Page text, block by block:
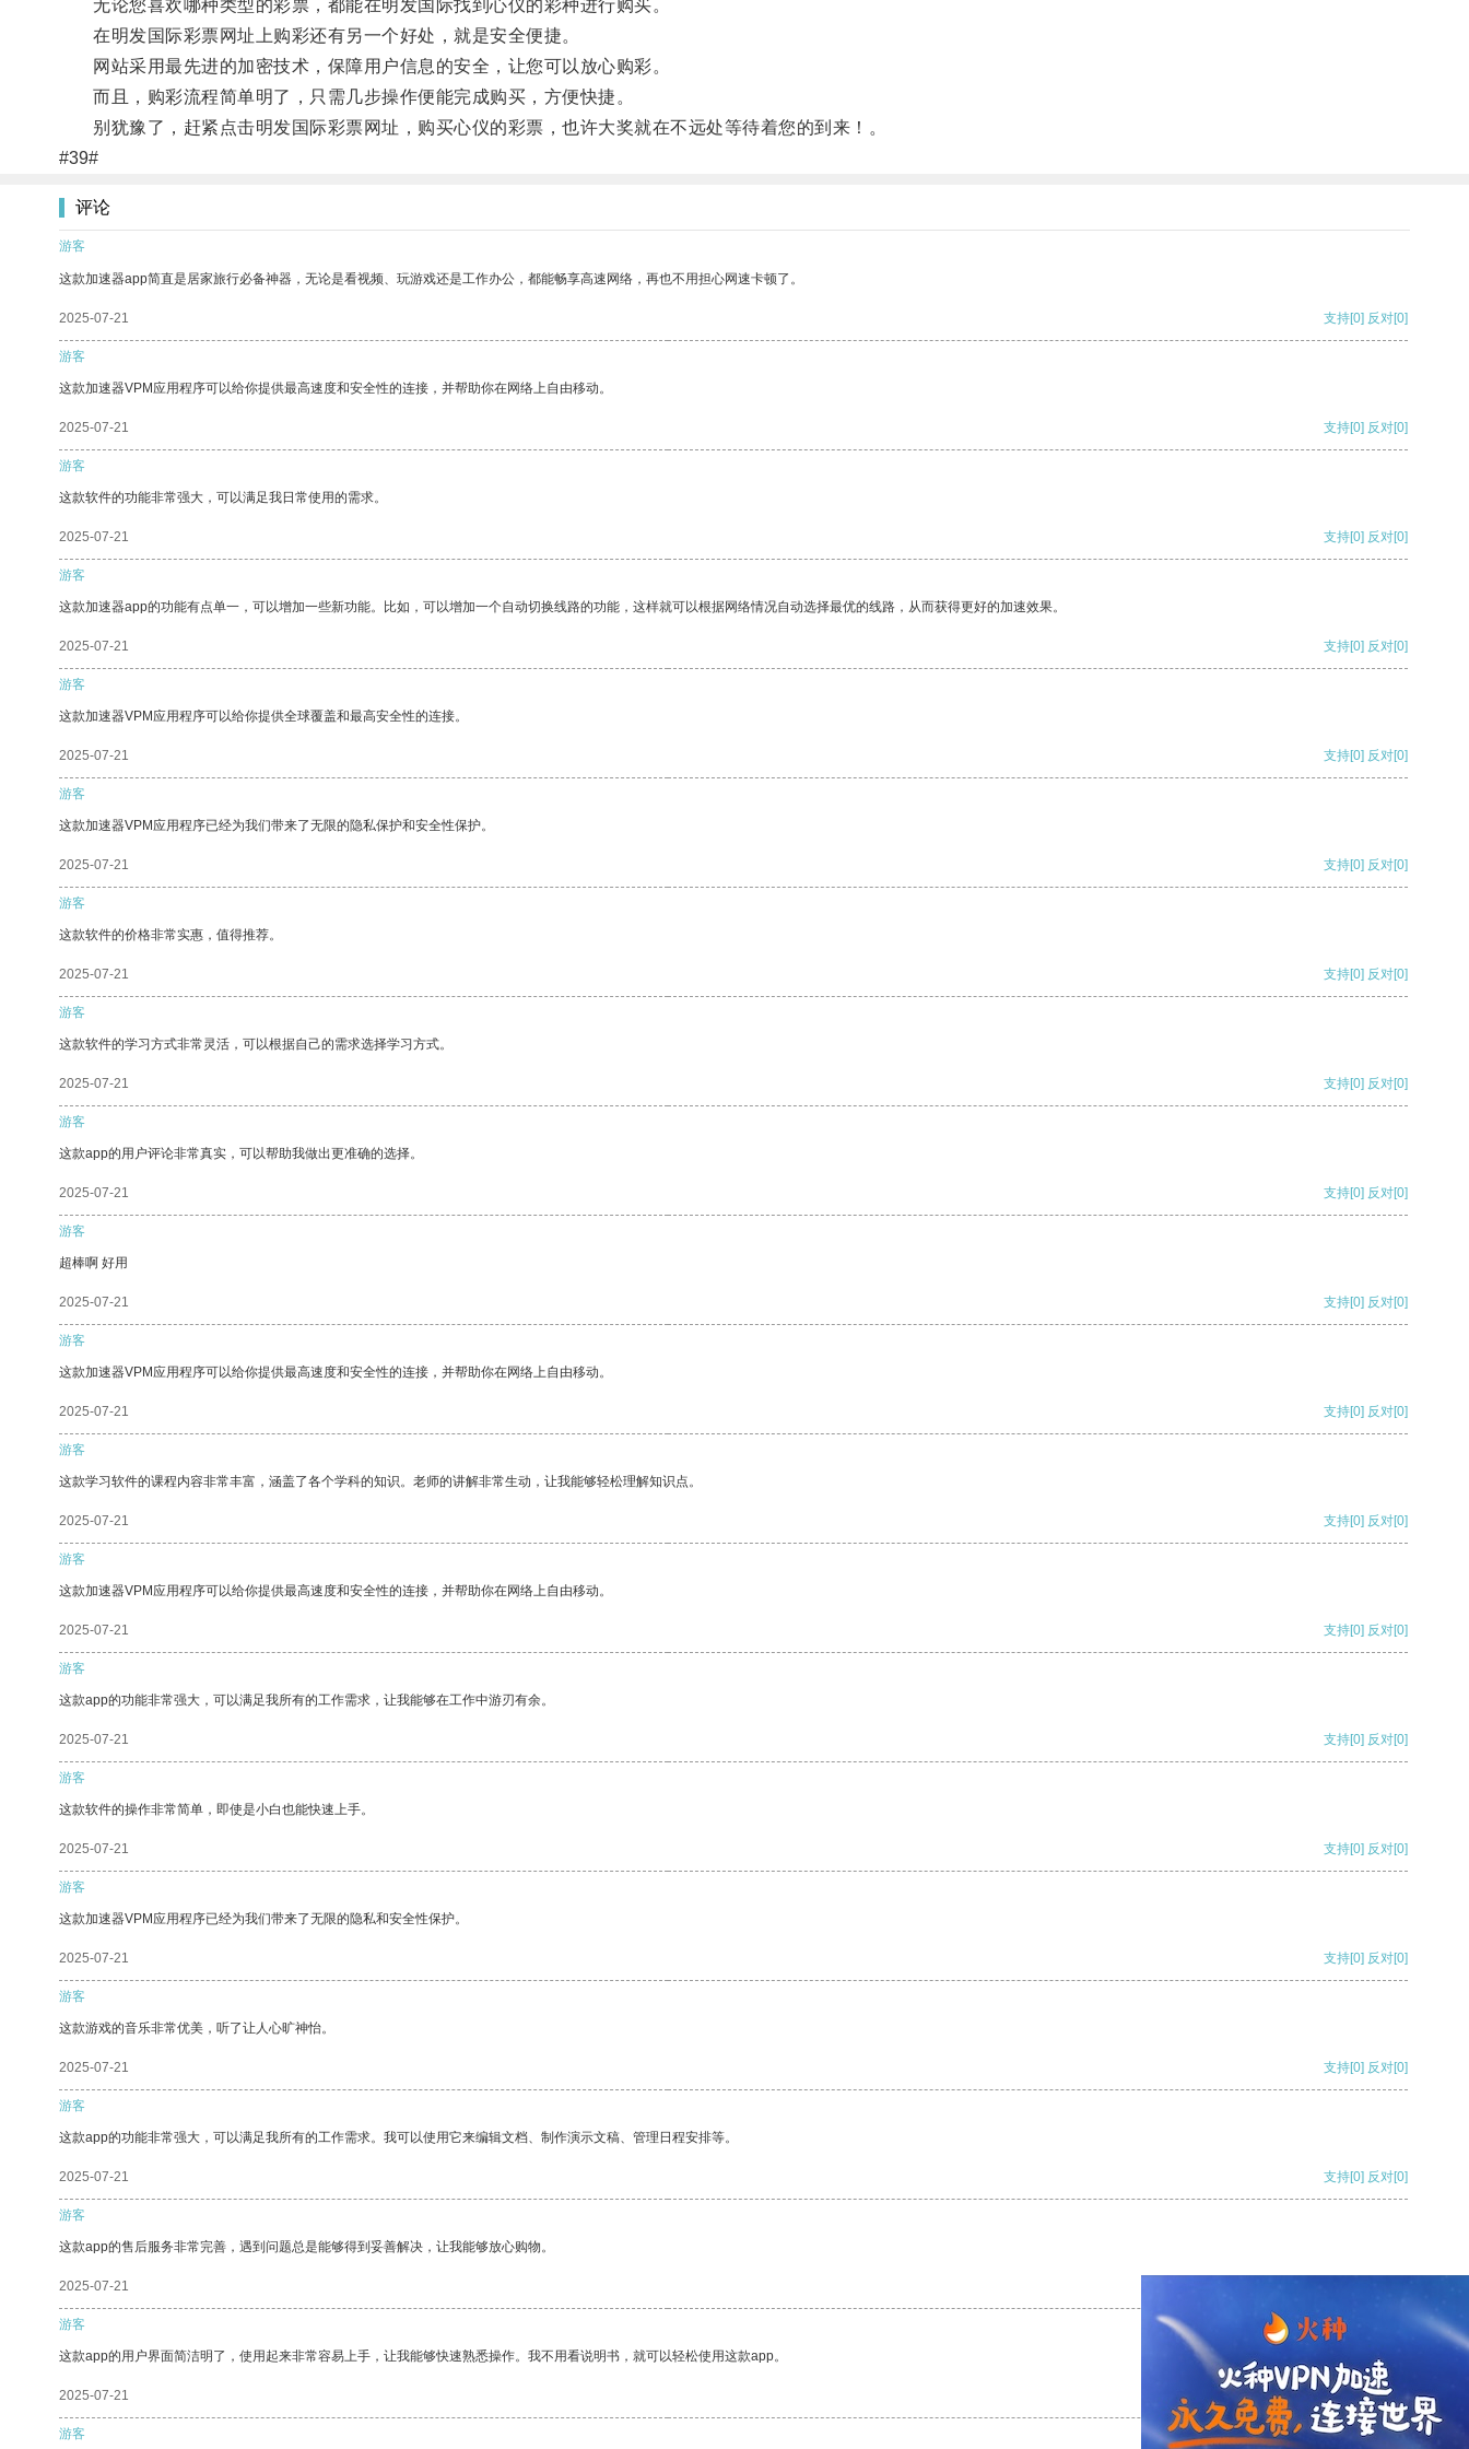
无论您喜欢哪种类型的彩票，都能在明发国际找到心仪的彩种进行购买。
在明发国际彩票网址上购彩还有另一个好处，就是安全便捷。
网站采用最先进的加密技术，保障用户信息的安全，让您可以放心购彩。
而且，购彩流程简单明了，只需几步操作便能完成购买，方便快捷。
别犹豫了，赶紧点击明发国际彩票网址，购买心仪的彩票，也许大奖就在不远处等待着您的到来！。
#39#
评论
游客
这款加速器app简直是居家旅行必备神器，无论是看视频、玩游戏还是工作办公，都能畅享高速网络，再也不用担心网速卡顿了。
2025-07-21 支持[0] 反对[0]
游客
这款加速器VPM应用程序可以给你提供最高速度和安全性的连接，并帮助你在网络上自由移动。
2025-07-21 支持[0] 反对[0]
游客
这款软件的功能非常强大，可以满足我日常使用的需求。
2025-07-21 支持[0] 反对[0]
游客
这款加速器app的功能有点单一，可以增加一些新功能。比如，可以增加一个自动切换线路的功能，这样就可以根据网络情况自动选择最优的线路，从而获得更好的加速效果。
2025-07-21 支持[0] 反对[0]
游客
这款加速器VPM应用程序可以给你提供全球覆盖和最高安全性的连接。
2025-07-21 支持[0] 反对[0]
游客
这款加速器VPM应用程序已经为我们带来了无限的隐私保护和安全性保护。
2025-07-21 支持[0] 反对[0]
游客
这款软件的价格非常实惠，值得推荐。
2025-07-21 支持[0] 反对[0]
游客
这款软件的学习方式非常灵活，可以根据自己的需求选择学习方式。
2025-07-21 支持[0] 反对[0]
游客
这款app的用户评论非常真实，可以帮助我做出更准确的选择。
2025-07-21 支持[0] 反对[0]
游客
超棒啊 好用
2025-07-21 支持[0] 反对[0]
游客
这款加速器VPM应用程序可以给你提供最高速度和安全性的连接，并帮助你在网络上自由移动。
2025-07-21 支持[0] 反对[0]
游客
这款学习软件的课程内容非常丰富，涵盖了各个学科的知识。老师的讲解非常生动，让我能够轻松理解知识点。
2025-07-21 支持[0] 反对[0]
游客
这款加速器VPM应用程序可以给你提供最高速度和安全性的连接，并帮助你在网络上自由移动。
2025-07-21 支持[0] 反对[0]
游客
这款app的功能非常强大，可以满足我所有的工作需求，让我能够在工作中游刃有余。
2025-07-21 支持[0] 反对[0]
游客
这款软件的操作非常简单，即使是小白也能快速上手。
2025-07-21 支持[0] 反对[0]
游客
这款加速器VPM应用程序已经为我们带来了无限的隐私和安全性保护。
2025-07-21 支持[0] 反对[0]
游客
这款游戏的音乐非常优美，听了让人心旷神怡。
2025-07-21 支持[0] 反对[0]
游客
这款app的功能非常强大，可以满足我所有的工作需求。我可以使用它来编辑文档、制作演示文稿、管理日程安排等。
2025-07-21 支持[0] 反对[0]
游客
这款app的售后服务非常完善，遇到问题总是能够得到妥善解决，让我能够放心购物。
2025-07-21
游客
这款app的用户界面简洁明了，使用起来非常容易上手，让我能够快速熟悉操作。我不用看说明书，就可以轻松使用这款app。
2025-07-21 支持 [0] 反对 [0]
游客